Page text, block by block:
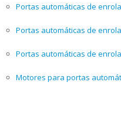
Portas automáticas de
Portas automáticas de
Portas automáticas de
Motores para portas